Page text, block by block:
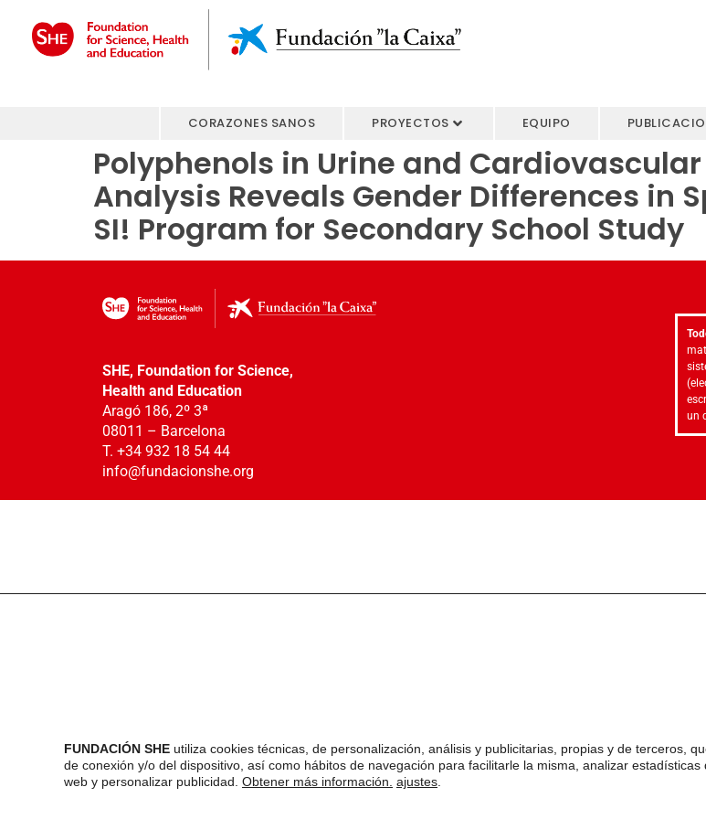
CORAZONES SANOS PROYECTOS EQUIPO
Polyphenols in Urine and
Analysis Reveals Gender Differences in
SI! Program for Secondary School Study
SHE, Foundation for Science,
Health and Education
Aragó 186, 2º 3ª
08011 – Barcelona
T. +34 932 18 54 44
info@fundacionshe.org
un
FUNDACIÓN SHE utiliza cookies técnicas, de personalización, análisis y publicitarias, propias y de terceros,
de conexión y/o del dispositivo, así como hábitos de navegación para facilitarle la misma, analizar estadísticas
web y personalizar publicidad. Obtener más información. ajustes